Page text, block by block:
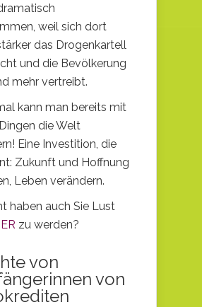
weil sich dort
das Drogenkartell
und die Bevölkerung
mehr vertreibt.
kann man bereits mit
die Welt
Eine Investition, die
Zukunft und Hoffnung
Leben verändern.
haben auch Sie Lust
zu werden?
von
von